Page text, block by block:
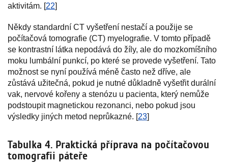
aktivitám. [22]
Někdy standardní CT vyšetření nestačí a použije se
počítačová tomografie (CT) myelografie. V tomto případě
se kontrastní látka nepodává do žíly, ale do mozkomíšního
moku lumbální punkcí, po které se provede vyšetření. Tato
možnost se nyní používá méně často než dříve, ale
zůstává užitečná, pokud je nutné důkladně vyšetřit durální
vak, nervové kořeny a stenózu u pacienta, který nemůže
podstoupit magnetickou rezonanci, nebo pokud jsou
výsledky jiných metod neprůkazné. [23]
Tabulka 4. Praktická příprava na počítačovou
tomografii páteře